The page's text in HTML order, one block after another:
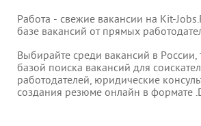
Работа - свежие вакансии на Kit-
базе вакансий от прямых
Выбирайте среди вакансий в России,
базой поиска вакансий для
работодателей, юридические
создания резюме онлайн в формате